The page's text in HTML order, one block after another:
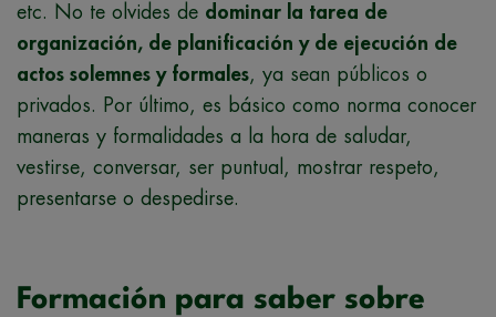
etc. No te olvides de dominar la tarea de
organización, de planificación y de ejecución de
actos solemnes y formales, ya sean públicos o
privados. Por último, es básico como norma conocer
maneras y formalidades a la hora de saludar,
vestirse, conversar, ser puntual, mostrar respeto,
presentarse o despedirse.
Formación para saber sobre